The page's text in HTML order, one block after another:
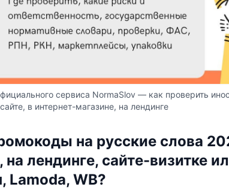
сервиса NormaSlov — как проверить
сайте, в интернет-магазине, на лендинге
на русские слова
лендинге, сайте-визитке
Lamoda, WB?